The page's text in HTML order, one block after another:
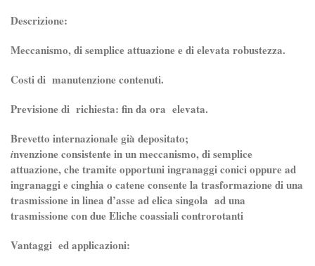
Descrizione:
Meccanismo, di semplice attuazione e di elevata robustezza.
Costi di manutenzione contenuti.
Previsione di richiesta: fin da ora elevata.
Brevetto internazionale già depositato;
invenzione consistente in un meccanismo, di semplice
attuazione, che tramite opportuni ingranaggi conici oppure ad
ingranaggi e cinghia o catene consente la trasformazione di una
trasmissione in linea d’asse ad elica singola ad una
trasmissione con due Eliche coassiali controrotanti
Vantaggi ed applicazioni: